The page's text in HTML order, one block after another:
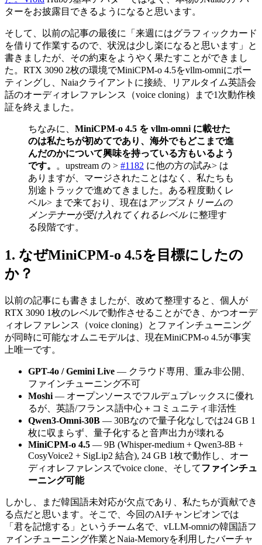
ターをお披露目できるようになると思います。
そして、以前の記事の最後に「来週にはグラフィックカード
を借りて作業するので、状況は少し楽になると思います」と
書きましたが、その約束をようやく果たすことができまし
た。RTX 3090 2枚の環境でMiniCPM-o 4.5をvllm-omniにポー
ティングし、Naiaクライアントに接続、リアルタイム英語会
話のオーディオレファレンス（voice cloning）まで1次動作検
証を終えました。
ちなみに、 MiniCPM-o 4.5 を vllm-omni に載せた
のは私たちが初めてであり、海外でもどこまで進
んだのかについて興味を持っている方もいるよう
です。
。upstream の > #1182 に他の方の試み> は
ありますが、マージされたことはなく、私たちも
別途トラックで進めてきました。ある程度動くレ
ベル> まで来ており、現在は アップストリームの
メンテナーが受け入れてくれるレベルに整理す
る段階です。
なぜMiniCPM-o 4.5を目標にしたの
か？
以前の記事にも書きましたが、改めて整理すると、個人が
RTX 3090 1枚のレベルで動作させることができ、かつオーデ
ィオレファレンス（voice cloning）とファインチューニング
が同時に可能なオムニモデルは、現在MiniCPM-o 4.5が事実
上唯一です。
GPT-4o / Gemini Live — クラウド専用、重み非公開、
ファインチューニング不可
Moshi — オープンソースでフルデュプレックスに優れ
るが、英語/フランス語中心＋コミュニティ非活性
Qwen3-Omni-30B — 30Bなので量子化なしでは24 GB 1
枚に収まらず、量子化すると音声出力が壊れる
MiniCPM-o 4.5 — 9B (Whisper-medium + Qwen3-8B +
CosyVoice2 + SigLip2 結合), 24 GB 1枚で動作し、オー
ディオレファレンスでvoice clone、そしてファインチュ
ーニング可能
しかし、まだ韓国語未対応が欠点であり、私たちが貢献でき
る点だと思います。そこで、今回のAIチャンピオンでは
「君を記憶する」というチーム名で、vLLM-omniの韓国語フ
ァインチューニング作業とNaia-Memoryを利用したバーチャ